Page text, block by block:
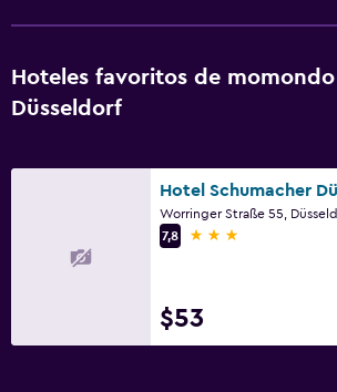
Hoteles favoritos de
Düsseldorf
7,8
3 estrellas
$53